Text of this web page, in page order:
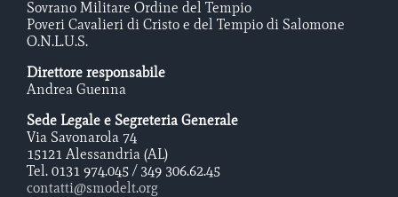
Sovrano Militare Ordine del Tempio
Poveri Cavalieri di Cristo e del Tempio di Salomone
O.N.L.U.S.
Direttore responsabile
Andrea Guenna
Sede Legale e Segreteria Generale
Via Savonarola 74
15121 Alessandria (AL)
Tel. 0131 974.045 / 349 306.62.45
contatti@smodelt.org